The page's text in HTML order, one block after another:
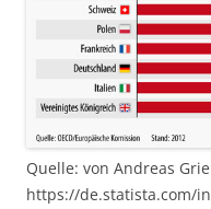
Quelle: von Andreas
https://de.statista.com/